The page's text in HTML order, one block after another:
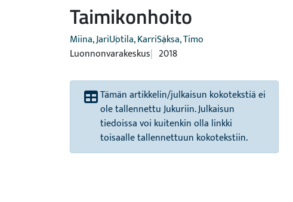
Taimikonhoito
Miina, JariUotila, KarriSaksa, Timo
Luonnonvarakeskus 2018
Tämän artikkelin/julkaisun kokotekstiä ei
ole tallennettu Jukuriin. Julkaisun
tiedoissa voi kuitenkin olla linkki
toisaalle tallennettuun kokotekstiin.